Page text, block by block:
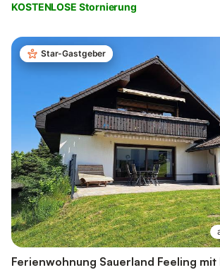
KOSTENLOSE Stornierung
Star-Gastgeber
Ferienwohnung Sauerland Feeling